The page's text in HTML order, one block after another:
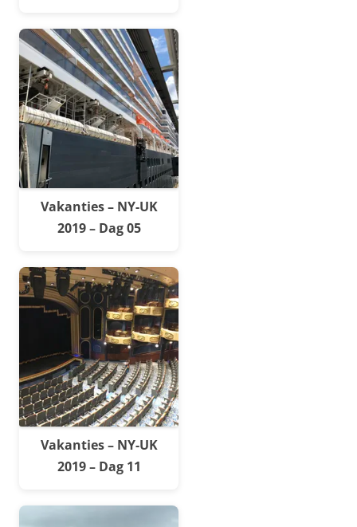
Vakanties – NY-UK
2019 – Dag 05
Vakanties – NY-UK
2019 – Dag 11